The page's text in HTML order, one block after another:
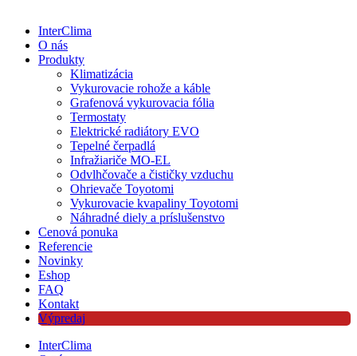
InterClima
O nás
Produkty
Klimatizácia
Vykurovacie rohože a káble
Grafenová vykurovacia fólia
Termostaty
Elektrické radiátory EVO
Tepelné čerpadlá
Infražiariče MO-EL
Odvlhčovače a čističky vzduchu
Ohrievače Toyotomi
Vykurovacie kvapaliny Toyotomi
Náhradné diely a príslušenstvo
Cenová ponuka
Referencie
Novinky
Eshop
FAQ
Kontakt
Výpredaj
InterClima